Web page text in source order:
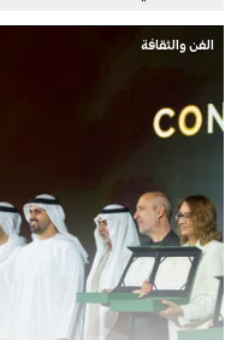
الفن والثقافة